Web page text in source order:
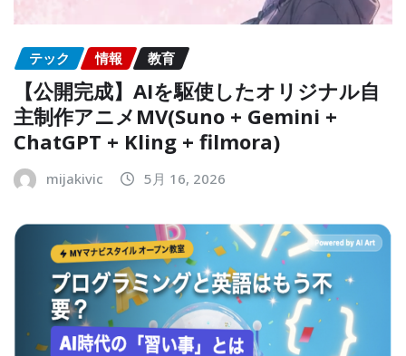
テック 情報 教育
【公開完成】AIを駆使したオリジナル自
主制作アニメMV(Suno + Gemini +
ChatGPT + Kling + filmora)
mijakivic 5月 16, 2026